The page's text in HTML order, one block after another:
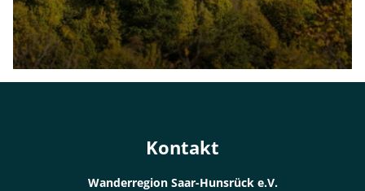
Kontakt
Wanderregion Saar-Hunsrück e.V.